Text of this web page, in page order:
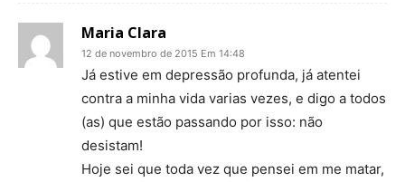
Maria Clara
12 de novembro de 2015 Em 14:48
Já estive em depressão profunda, já atentei
contra a minha vida varias vezes, e digo a todos
(as) que estão passando por isso: não
desistam!
Hoje sei que toda vez que pensei em me matar,